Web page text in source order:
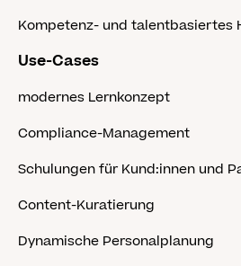
Kompetenz- und talentbasiertes
Use-Cases
modernes Lernkonzept
Compliance-Management
Schulungen für Kund:innen und
Content-Kuratierung
Dynamische Personalplanung